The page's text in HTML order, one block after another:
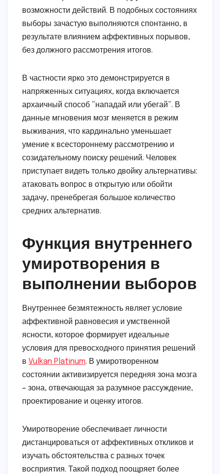
возможности действий. В подобных состояниях
выборы зачастую выполняются спонтанно, в
результате влиянием аффективных порывов,
без должного рассмотрения итогов.
В частности ярко это демонстрируется в
напряженных ситуациях, когда включается
архаичный способ “нападай или убегай”. В
данные мгновения мозг меняется в режим
выживания, что кардинально уменьшает
умение к всестороннему рассмотрению и
созидательному поиску решений. Человек
приступает видеть только двойку альтернативы:
атаковать вопрос в открытую или обойти
задачу, пренебрегая большое количество
средних альтернатив.
Функция внутреннего
умиротворения в
выполнении выборов
Внутреннее безмятежность являет условие
аффективной равновесия и умственной
ясности, которое формирует идеальные
условия для превосходного принятия решений
в Vulkan Platinum. В умиротворенном
состоянии активизируется передняя зона мозга
– зона, отвечающая за разумное рассуждение,
проектирование и оценку итогов.
Умиротворение обеспечивает личности
дистанцироваться от аффективных откликов и
изучать обстоятельства с разных точек
восприятия. Такой подход поощряет более